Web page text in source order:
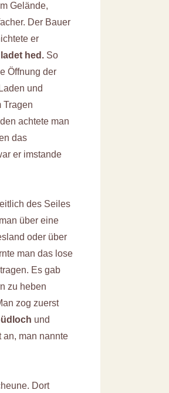
Gelände,
Der Bauer
er
hed. So
Öffnung der
und
Tragen
achtete man
das
er imstande
des Seiles
über eine
oder über
man das lose
Es gab
zu heben
zog zuerst
und
an, man nannte
Dort